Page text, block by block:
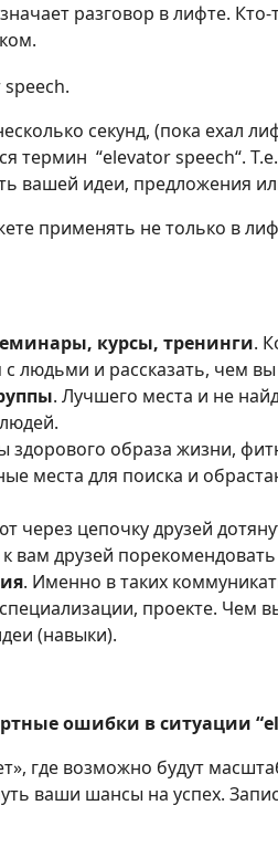
разговор в лифте.
секунд, (пока ехал
термин “elevator speech“.
вашей идеи, предложения
применять не только в
курсы, тренинги.
людьми и рассказать, чем
. Лучшего места и не
здорового образа жизни,
места для поиска и
через цепочку друзей
вам друзей порекомендовать
. Именно в таких
проекте. Чем
(навыки).
ошибки в ситуации
где возможно будут
ваши шансы на успех.